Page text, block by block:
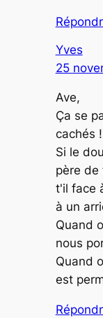
Yves
25
Ave,
Ça se
cachés
Si le
père de
t'il face
à un
Quand
nous
Quand
est